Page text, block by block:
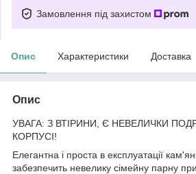
Замовлення під захистом
Опис Характеристики Доставка
Опис
УВАГА: З ВТІРИНИ, Є НЕВЕЛИЧКИ
КОРПУСІ!
Елегантна і проста в експлуатації
забезпечить невелику сімейну парну